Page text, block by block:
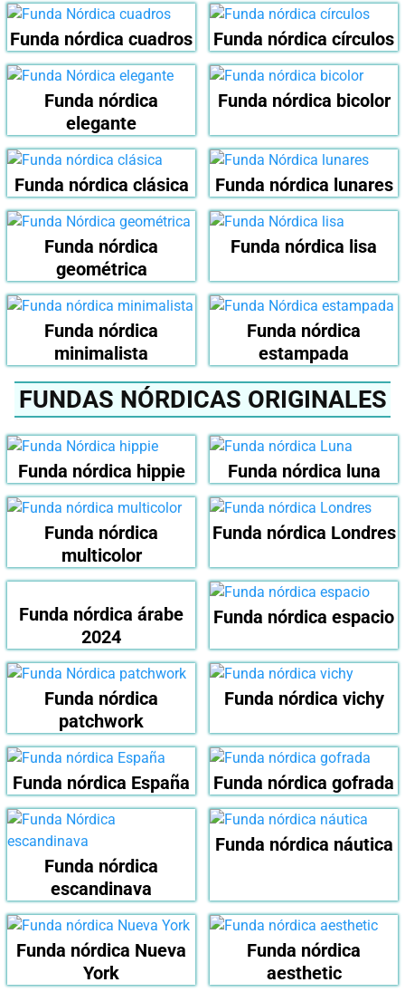
Funda nórdica cuadros Funda nórdica círculos
Funda nórdica
elegante
Funda nórdica bicolor
Funda nórdica clásica Funda nórdica lunares
Funda nórdica
geométrica
Funda nórdica lisa
Funda nórdica
minimalista
Funda nórdica
estampada
FUNDAS NÓRDICAS ORIGINALES
Funda nórdica hippie Funda nórdica luna
Funda nórdica
multicolor
Funda nórdica Londres
Funda nórdica árabe
2024
Funda nórdica espacio
Funda nórdica
patchwork
Funda nórdica vichy
Funda nórdica España Funda nórdica gofrada
Funda nórdica
escandinava
Funda nórdica náutica
Funda nórdica Nueva
York
Funda nórdica
aesthetic